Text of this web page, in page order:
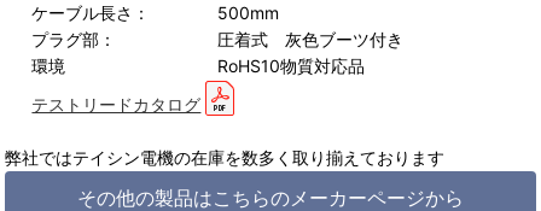
ケーブル長さ： 500mm
プラグ部： 圧着式 灰色ブーツ付き
環境 RoHS10物質対応品
テストリードカタログ
弊社ではテイシン電機の在庫を数多く取り揃えております
その他の製品はこちらのメーカーページから